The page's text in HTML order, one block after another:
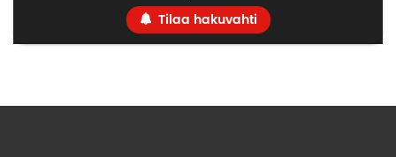
Tilaa hakuvahti